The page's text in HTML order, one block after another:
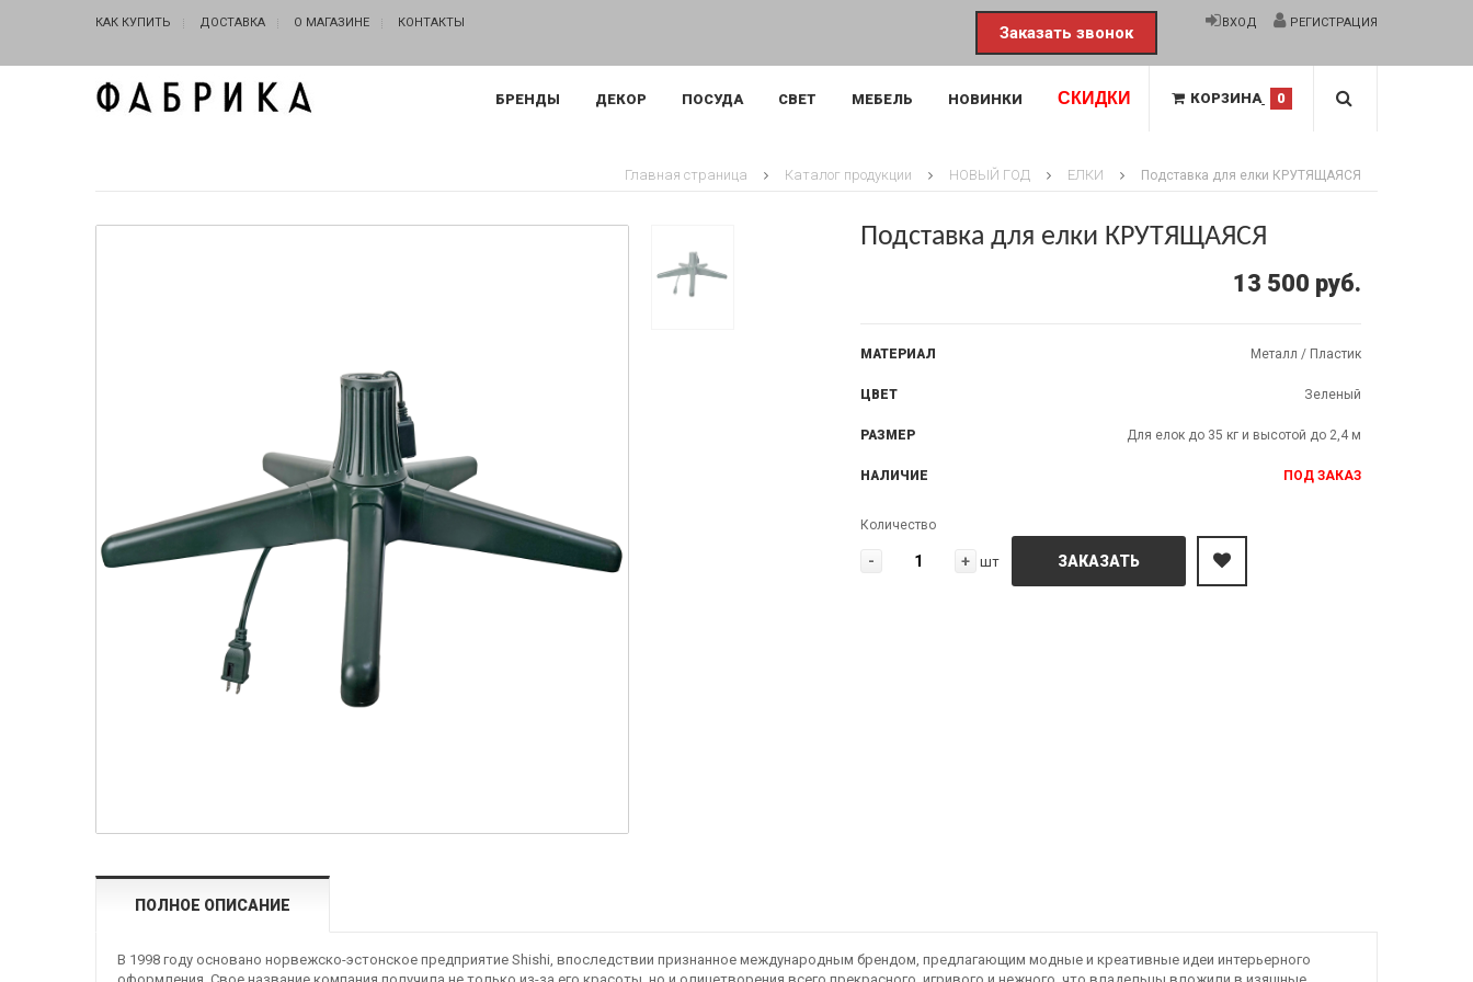
КАК КУПИТЬ ДОСТАВКА О МАГАЗИНЕ КОНТАКТЫ ВХОД РЕГИСТРАЦИЯ
Заказать звонок
КОРЗИНА 0
БРЕНДЫ ДЕКОР ПОСУДА СВЕТ МЕБЕЛЬ НОВИНКИ СКИДКИ
Главная страница Каталог продукции НОВЫЙ ГОД ЕЛКИ Подставка для елки КРУТЯЩАЯСЯ
Подставка для елки КРУТЯЩАЯСЯ
13 500 руб.
МАТЕРИАЛ Металл / Пластик
ЦВЕТ Зеленый
РАЗМЕР Для елок до 35 кг и высотой до 2,4 м
НАЛИЧИЕ ПОД ЗАКАЗ
Количество
- + шт ЗАКАЗАТЬ
ПОЛНОЕ ОПИСАНИЕ
В 1998 году основано норвежско-эстонское предприятие Shishi, впоследствии признанное международным брендом, предлагающим модные и креативные идеи интерьерного